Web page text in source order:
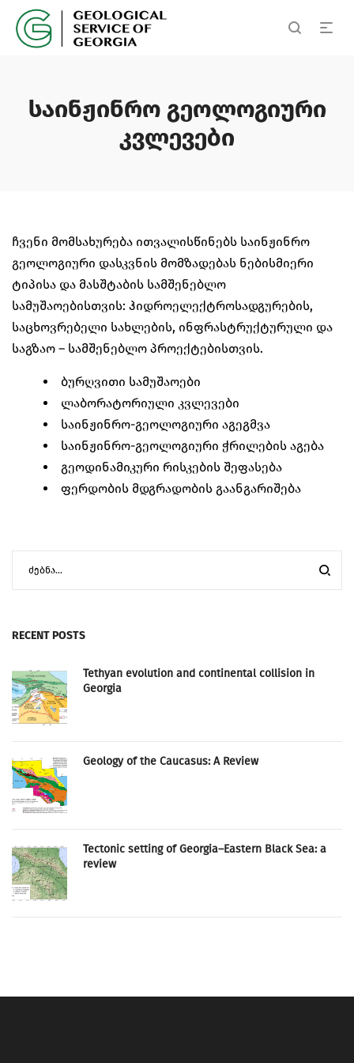
საინჟინრო გეოლოგიური
კვლევები
ჩვენი მომსახურება ითვალისწინებს საინჟინრო
გეოლოგიური დასკვნის მომზადებას ნებისმიერი
ტიპისა და მასშტაბის სამშენებლო
სამუშაოებისთვის: ჰიდროელექტროსადგურების,
საცხოვრებელი სახლების, ინფრასტრუქტურული და
საგზაო – სამშენებლო პროექტებისთვის.
ბურღვითი სამუშაოები
ლაბორატორიული კვლევები
საინჟინრო-გეოლოგიური აგეგმვა
საინჟინრო-გეოლოგიური ჭრილების აგება
გეოდინამიკური რისკების შეფასება
ფერდობის მდგრადობის გაანგარიშება
RECENT POSTS
Tethyan evolution and continental collision in
Georgia
Geology of the Caucasus: A Review
Tectonic setting of Georgia–Eastern Black Sea: a
review